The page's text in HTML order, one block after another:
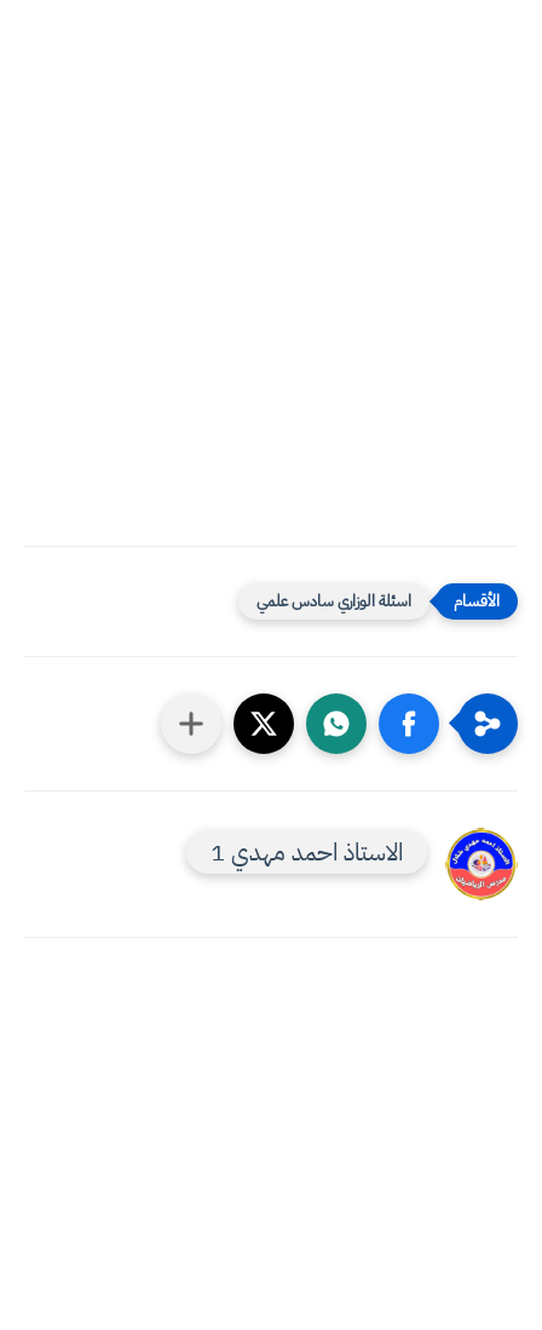
اسئلة الوزاري سادس علمي
الاستاذ احمد مهدي 1